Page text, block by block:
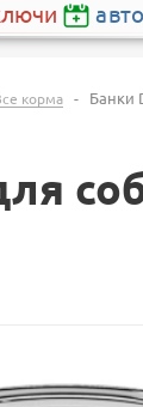
корма - Банки